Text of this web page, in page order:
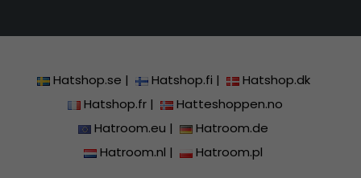
Hatshop.se | Hatshop.fi |
Hatshop.dk
Hatshop.fr|
Hatteshoppen.no
Hatroom.eu |
Hatroom.de
Hatroom.nl | Hatroom.pl